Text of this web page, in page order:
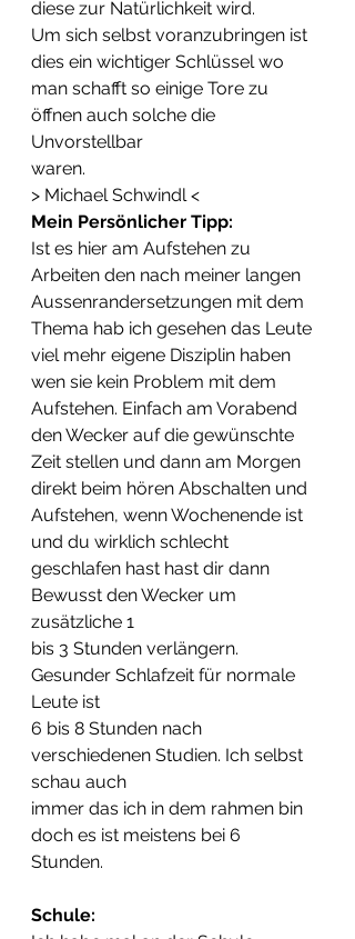
diese zur Natürlichkeit wird.
Um sich selbst voranzubringen ist
dies ein wichtiger Schlüssel wo
man schafft so einige Tore zu
öffnen auch solche die
Unvorstellbar
waren.
> Michael Schwindl <
Mein Persönlicher Tipp:
Ist es hier am Aufstehen zu
Arbeiten den nach meiner langen
Aussenrandersetzungen mit dem
Thema hab ich gesehen das Leute
viel mehr eigene Disziplin haben
wen sie kein Problem mit dem
Aufstehen. Einfach am Vorabend
den Wecker auf die gewünschte
Zeit stellen und dann am Morgen
direkt beim hören Abschalten und
Aufstehen, wenn Wochenende ist
und du wirklich schlecht
geschlafen hast hast dir dann
Bewusst den Wecker um
zusätzliche 1
bis 3 Stunden verlängern.
Gesunder Schlafzeit für normale
Leute ist
6 bis 8 Stunden nach
verschiedenen Studien. Ich selbst
schau auch
immer das ich in dem rahmen bin
doch es ist meistens bei 6
Stunden.
Schule: